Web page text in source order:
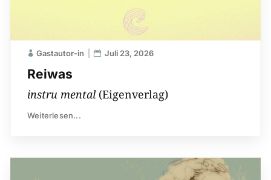
Reiwas
Gastautor-in Juli 23, 2026
instru mental(Eigenverlag)
Weiterlesen...